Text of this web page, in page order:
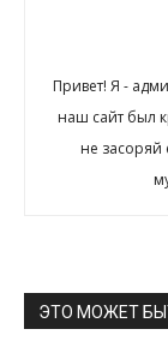
Привет! Я -
наш сайт был
не
ЭТО МОЖЕТ